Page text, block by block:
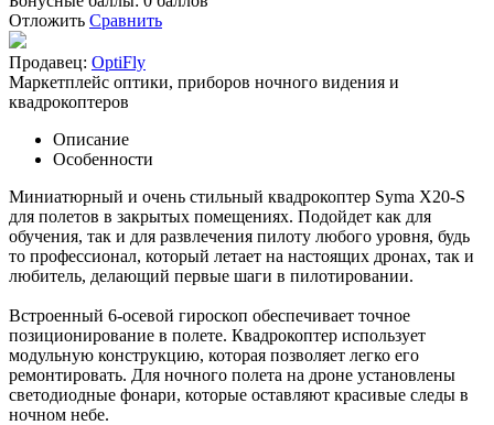
Отложить Сравнить
Продавец: OptiFly
Маркетплейс оптики, приборов ночного видения и
квадрокоптеров
Описание
Особенности
Миниатюрный и очень стильный квадрокоптер Syma X20-S
для полетов в закрытых помещениях. Подойдет как для
обучения, так и для развлечения пилоту любого уровня, будь
то профессионал, который летает на настоящих дронах, так и
любитель, делающий первые шаги в пилотировании.
Встроенный 6-осевой гироскоп обеспечивает точное
позиционирование в полете. Квадрокоптер использует
модульную конструкцию, которая позволяет легко его
ремонтировать. Для ночного полета на дроне установлены
светодиодные фонари, которые оставляют красивые следы в
ночном небе.